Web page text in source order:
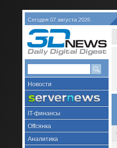
Сегодня 07 августа 2026
Новости
IT-финансы
Offсянка
Аналитика